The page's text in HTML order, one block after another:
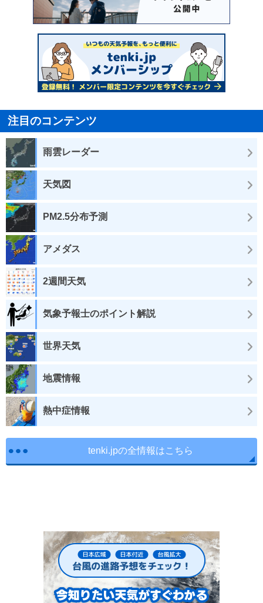
注目のコンテンツ
雨雲レーダー
天気図
PM2.5分布予測
アメダス
2週間天気
気象予報士のポイント解説
世界天気
地震情報
熱中症情報
tenki.jpの全情報はこちら